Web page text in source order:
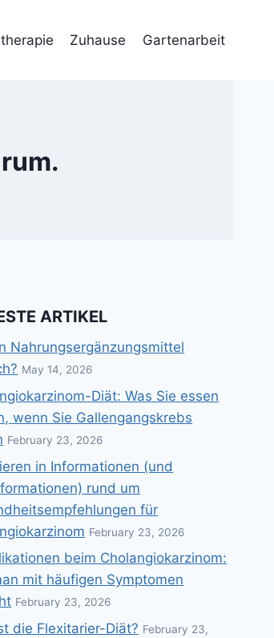
Zuhause Gartenarbeit
ARTIKEL
Nahrungsergänzungsmittel
May 14, 2026
Diät: Was Sie essen
wenn Sie Gallengangskrebs
February 23, 2026
in Informationen (und
rund um
für
February 23, 2026
beim Cholangiokarzinom:
mit häufigen Symptomen
February 23, 2026
die Flexitarier-Diät? February 23,